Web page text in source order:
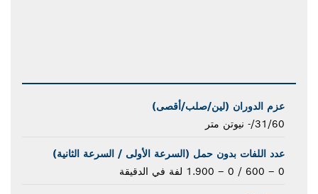
عزم الدوران (لين/صلب/أقصى)
31/60/- نيوتن متر
عدد اللفات بدون حمل (السرعة الأولى / السرعة الثانية)‎
0 – 600 / 0 – 1.900 لفة في الدقيقة